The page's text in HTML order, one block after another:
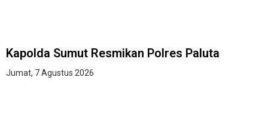
Kapolda Sumut Resmikan Polres Paluta
Jumat, 7 Agustus 2026